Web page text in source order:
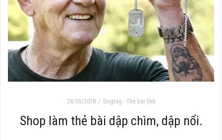
28/05/2018 Dogtag - Thẻ bài lính
Shop làm thẻ bài dập chìm, dập nổi.